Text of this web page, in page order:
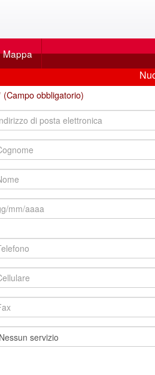
Mappa
(Campo obbligatorio)